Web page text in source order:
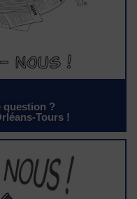
question ?
Tours !